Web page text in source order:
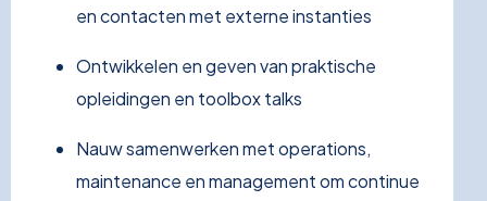
en contacten met externe instanties
Ontwikkelen en geven van praktische
opleidingen en toolbox talks
Nauw samenwerken met operations,
maintenance en management om continue